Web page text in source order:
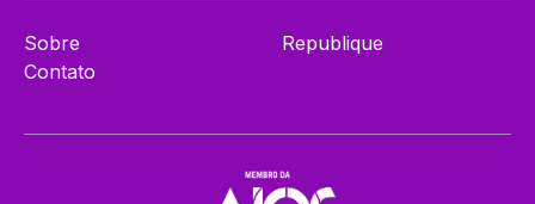
Sobre
Contato
Republique